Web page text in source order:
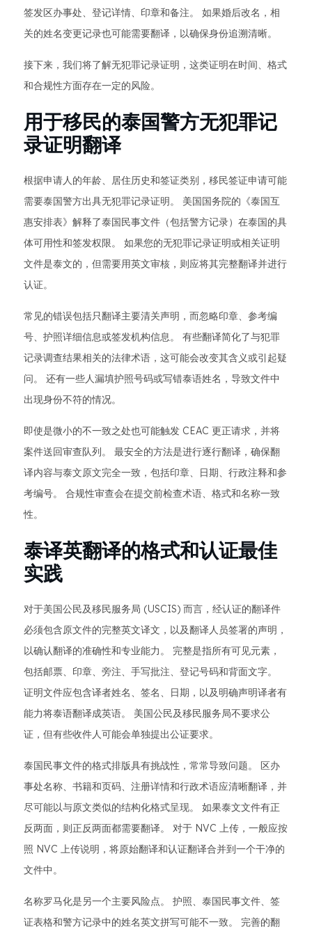
签发区办事处、登记详情、印章和备注。 如果婚后改名，相
关的姓名变更记录也可能需要翻译，以确保身份追溯清晰。
接下来，我们将了解无犯罪记录证明，这类证明在时间、格式
和合规性方面存在一定的风险。
用于移民的泰国警方无犯罪记
录证明翻译
根据申请人的年龄、居住历史和签证类别，移民签证申请可能
需要泰国警方出具无犯罪记录证明。 美国国务院的《泰国互
惠安排表》解释了泰国民事文件（包括警方记录）在泰国的具
体可用性和签发权限。 如果您的无犯罪记录证明或相关证明
文件是泰文的，但需要用英文审核，则应将其完整翻译并进行
认证。
常见的错误包括只翻译主要清关声明，而忽略印章、参考编
号、护照详细信息或签发机构信息。 有些翻译简化了与犯罪
记录调查结果相关的法律术语，这可能会改变其含义或引起疑
问。 还有一些人漏填护照号码或写错泰语姓名，导致文件中
出现身份不符的情况。
即使是微小的不一致之处也可能触发 CEAC 更正请求，并将
案件送回审查队列。 最安全的方法是进行逐行翻译，确保翻
译内容与泰文原文完全一致，包括印章、日期、行政注释和参
考编号。 合规性审查会在提交前检查术语、格式和名称一致
性。
泰译英翻译的格式和认证最佳
实践
对于美国公民及移民服务局 (USCIS) 而言，经认证的翻译件
必须包含原文件的完整英文译文，以及翻译人员签署的声明，
以确认翻译的准确性和专业能力。 完整是指所有可见元素，
包括邮票、印章、旁注、手写批注、登记号码和背面文字。
证明文件应包含译者姓名、签名、日期，以及明确声明译者有
能力将泰语翻译成英语。 美国公民及移民服务局不要求公
证，但有些收件人可能会单独提出公证要求。
泰国民事文件的格式排版具有挑战性，常常导致问题。 区办
事处名称、书籍和页码、注册详情和行政术语应清晰翻译，并
尽可能以与原文类似的结构化格式呈现。 如果泰文文件有正
反两面，则正反两面都需要翻译。 对于 NVC 上传，一般应按
照 NVC 上传说明，将原始翻译和认证翻译合并到一个干净的
文件中。
名称罗马化是另一个主要风险点。 护照、泰国民事文件、签
证表格和警方记录中的姓名英文拼写可能不一致。 完善的翻